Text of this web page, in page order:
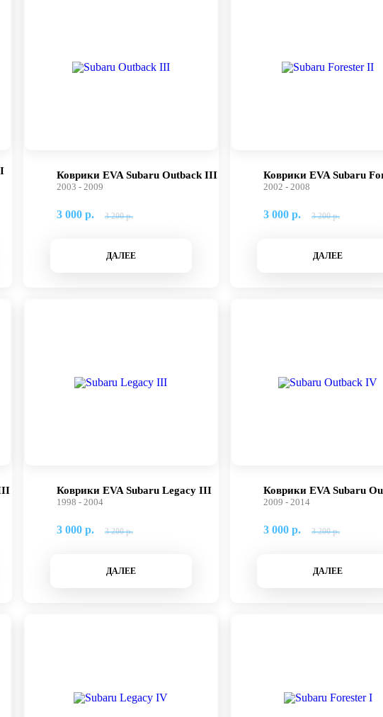
Коврики EVA Subaru Outback III
2003 - 2009
3 000 р. 3 200 р.
ДАЛЕЕ
Коврики EVA Subaru
2002 - 2008
3 000 р. 3 200 р.
ДАЛЕЕ
Коврики EVA Subaru Legacy III
1998 - 2004
3 000 р. 3 200 р.
ДАЛЕЕ
Коврики EVA Subaru
2009 - 2014
3 000 р. 3 200 р.
ДАЛЕЕ